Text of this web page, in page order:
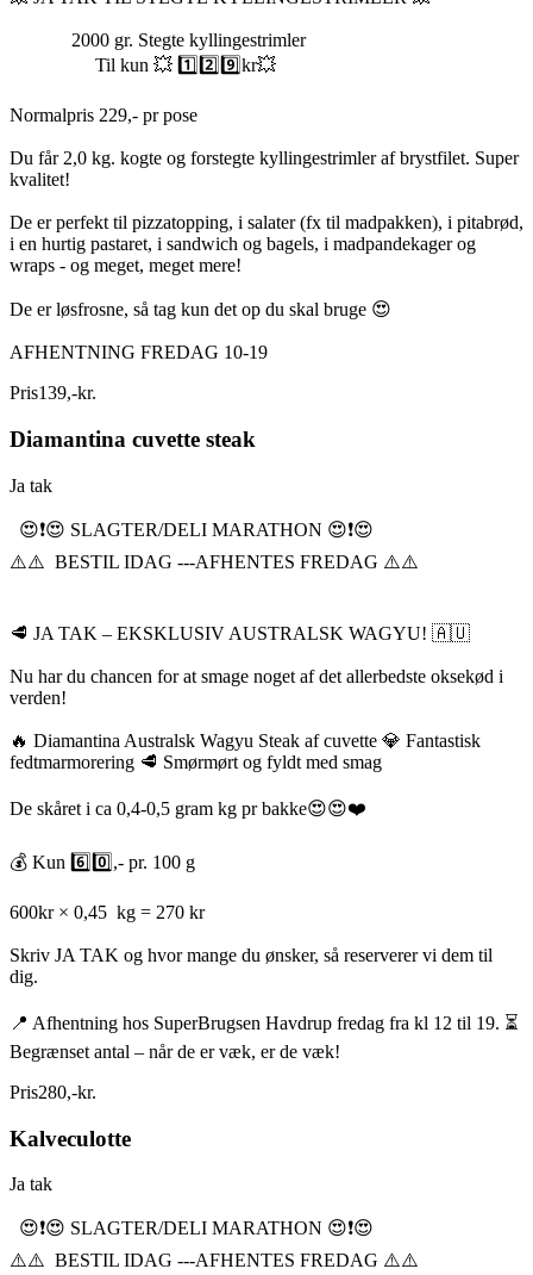
2000 gr. Stegte kyllingestrimler
Til kun 💥 1️⃣2️⃣9️⃣kr💥
Normalpris 229,- pr pose
Du får 2,0 kg. kogte og forstegte kyllingestrimler af brystfilet. Super
kvalitet!
De er perfekt til pizzatopping, i salater (fx til madpakken), i pitabrød,
i en hurtig pastaret, i sandwich og bagels, i madpandekager og
wraps - og meget, meget mere!
De er løsfrosne, så tag kun det op du skal bruge 😍
AFHENTNING FREDAG 10-19
Pris139,-kr.
Diamantina cuvette steak
Ja tak
😍❗️😍 SLAGTER/DELI MARATHON 😍❗️😍
⚠️⚠️ BESTIL IDAG ---AFHENTES FREDAG ⚠️⚠️
🥩 JA TAK – EKSKLUSIV AUSTRALSK WAGYU! 🇦🇺
Nu har du chancen for at smage noget af det allerbedste oksekød i
verden!
🔥 Diamantina Australsk Wagyu Steak af cuvette 💎 Fantastisk
fedtmarmorering 🥩 Smørmørt og fyldt med smag
De skåret i ca 0,4-0,5 gram kg pr bakke😍😍❤️
💰 Kun 6️⃣0️⃣,- pr. 100 g
600kr × 0,45 kg = 270 kr
Skriv JA TAK og hvor mange du ønsker, så reserverer vi dem til
dig.
📍 Afhentning hos SuperBrugsen Havdrup fredag fra kl 12 til 19. ⏳
Begrænset antal – når de er væk, er de væk!
Pris280,-kr.
Kalveculotte
Ja tak
😍❗️😍 SLAGTER/DELI MARATHON 😍❗️😍
⚠️⚠️ BESTIL IDAG ---AFHENTES FREDAG ⚠️⚠️